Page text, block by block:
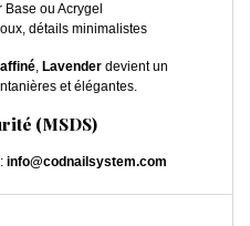
ou Acrygel
détails minimalistes
, Lavender devient un
et élégantes.
(MSDS)
info@codnailsystem.com